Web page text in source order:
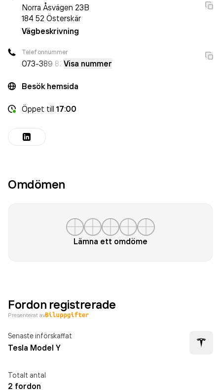
Norra Åsvägen 23B
184 52 Österskär
Vägbeskrivning
Telefonnummer
073-389 82 Visa nummer
Besök hemsida
Öppet till 17:00
Omdömen
Lämna ett omdöme
Fordon registrerade
Presenterat av
Senaste införskaffat
Tesla Model Y
Totalt antal
2 fordon